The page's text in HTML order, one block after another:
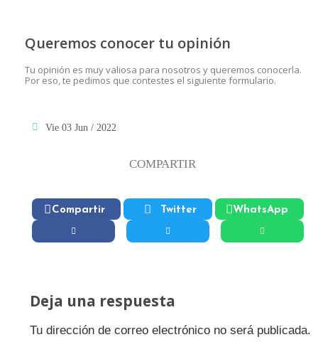
Queremos conocer tu opinión
Tu opinión es muy valiosa para nosotros y queremos conocerla.
Por eso, te pedimos que contestes el siguiente formulario.
Vie 03 Jun / 2022
COMPARTIR
Compartir Twitter WhatsApp
Deja una respuesta
Tu dirección de correo electrónico no será publicada.